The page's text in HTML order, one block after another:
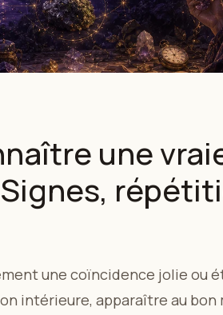
une
une coïncidence jolie ou
intérieure, apparaître au